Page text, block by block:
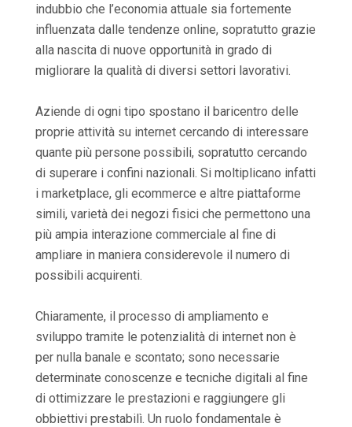
indubbio che l’economia attuale sia fortemente
influenzata dalle tendenze online, sopratutto grazie
alla nascita di nuove opportunità in grado di
migliorare la qualità di diversi settori lavorativi.
Aziende di ogni tipo spostano il baricentro delle
proprie attività su internet cercando di interessare
quante più persone possibili, sopratutto cercando
di superare i confini nazionali. Si moltiplicano infatti
i marketplace, gli ecommerce e altre piattaforme
simili, varietà dei negozi fisici che permettono una
più ampia interazione commerciale al fine di
ampliare in maniera considerevole il numero di
possibili acquirenti.
Chiaramente, il processo di ampliamento e
sviluppo tramite le potenzialità di internet non è
per nulla banale e scontato; sono necessarie
determinate conoscenze e tecniche digitali al fine
di ottimizzare le prestazioni e raggiungere gli
obbiettivi prestabilì. Un ruolo fondamentale è